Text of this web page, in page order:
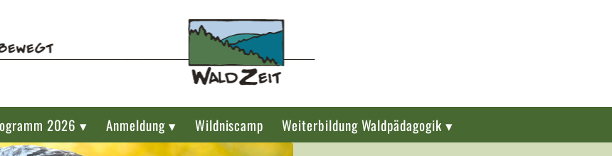
2026 ▾ Anmeldung ▾ Wildniscamp Weiterbildung Waldpädagogik ▾